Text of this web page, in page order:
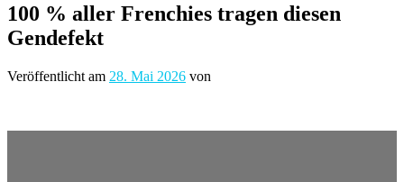
100 % aller Frenchies tragen diesen
Gendefekt
Veröffentlicht am 28. Mai 2026 von